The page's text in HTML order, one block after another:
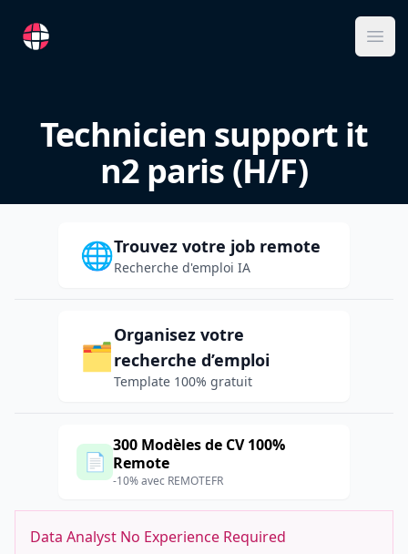
RemoteFR
Technicien support it
n2 paris (H/F)
🌐Trouvez votre job remote
Recherche d'emploi IA
🗂️
Organisez votre
recherche d’emploi
Template 100% gratuit
📄
300 Modèles de CV 100%
Remote
-10% avec REMOTEFR
Data Analyst No Experience Required